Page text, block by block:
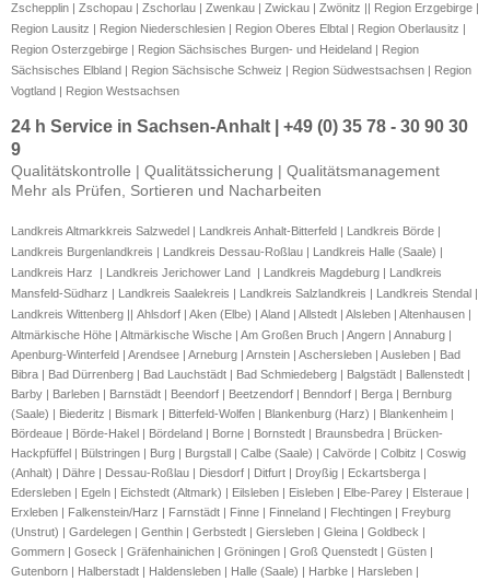
Zschepplin | Zschopau | Zschorlau | Zwenkau | Zwickau | Zwönitz ||
Region Lausitz | Region Niederschlesien | Region Oberes Elbtal | Region Oberlausitz |
Region Osterzgebirge | Region Sächsisches Burgen- und Heideland | Region
Sächsisches Elbland | Region Sächsische Schweiz | Region Südwestsachsen | Region
Vogtland | Region Westsachsen
24 h Service in Sachsen-Anhalt | +49 (0) 35 78 - 30 90 30
9
Qualitätskontrolle | Qualitätssicherung | Qualitätsmanagement
Mehr als Prüfen, Sortieren und Nacharbeiten
Landkreis Altmarkkreis Salzwedel | Landkreis Anhalt-Bitterfeld | Landkreis Börde |
Landkreis Burgenlandkreis | Landkreis Dessau-Roßlau | Landkreis Halle (Saale) |
Landkreis Harz | Landkreis Jerichower Land | Landkreis Magdeburg | Landkreis
Mansfeld-Südharz | Landkreis Saalekreis | Landkreis Salzlandkreis | Landkreis Stendal |
Landkreis Wittenberg || Ahlsdorf | Aken (Elbe) | Aland | Allstedt | Alsleben | Altenhausen |
Altmärkische Höhe | Altmärkische Wische | Am Großen Bruch | Angern | Annaburg |
Apenburg-Winterfeld | Arendsee | Arneburg | Arnstein | Aschersleben | Ausleben | Bad
Bibra | Bad Dürrenberg | Bad Lauchstädt | Bad Schmiedeberg | Balgstädt | Ballenstedt |
Barby | Barleben | Barnstädt | Beendorf | Beetzendorf | Benndorf | Berga | Bernburg
(Saale) | Biederitz | Bismark | Bitterfeld-Wolfen | Blankenburg (Harz) | Blankenheim |
Bördeaue | Börde-Hakel | Bördeland | Borne | Bornstedt | Braunsbedra | Brücken-
Hackpfüffel | Bülstringen | Burg | Burgstall | Calbe (Saale) | Calvörde | Colbitz | Coswig
(Anhalt) | Dähre | Dessau-Roßlau | Diesdorf | Ditfurt | Droyßig | Eckartsberga |
Edersleben | Egeln | Eichstedt (Altmark) | Eilsleben | Eisleben | Elbe-Parey | Elsteraue |
Erxleben | Falkenstein/Harz | Farnstädt | Finne | Finneland | Flechtingen | Freyburg
(Unstrut) | Gardelegen | Genthin | Gerbstedt | Giersleben | Gleina | Goldbeck |
Gommern | Goseck | Gräfenhainichen | Gröningen | Groß Quenstedt | Güsten |
Gutenborn | Halberstadt | Haldensleben | Halle (Saale) | Harbke | Harsleben |